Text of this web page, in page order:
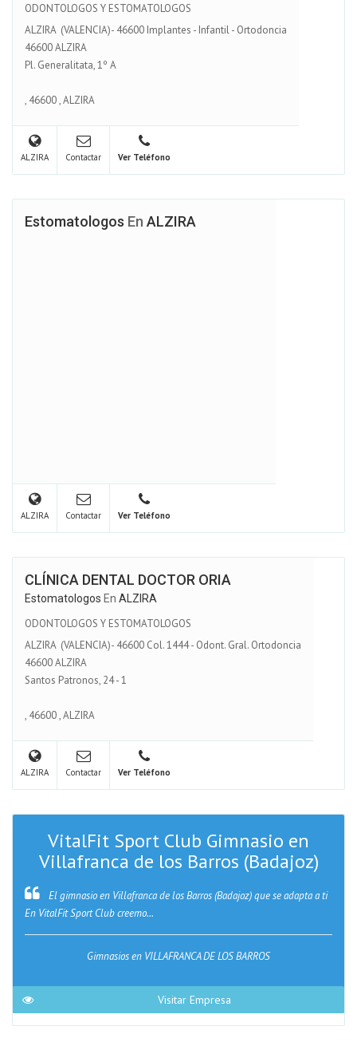
ODONTOLOGOS Y ESTOMATOLOGOS
ALZIRA (VALENCIA)- 46600 Implantes - Infantil - Ortodoncia
46600 ALZIRA
Pl. Generalitata, 1º A
, 46600,ALZIRA
ALZIRA Contactar Ver Teléfono
Estomatologos En ALZIRA
ALZIRA Contactar Ver Teléfono
CLÍNICA DENTAL DOCTOR ORIA
Estomatologos En ALZIRA
ODONTOLOGOS Y ESTOMATOLOGOS
ALZIRA (VALENCIA)- 46600 Col. 1444 - Odont. Gral. Ortodoncia
46600 ALZIRA
Santos Patronos, 24 - 1
, 46600,ALZIRA
ALZIRA Contactar Ver Teléfono
VitalFit Sport Club Gimnasio en
Villafranca de los Barros (Badajoz)
El gimnasio en Villafranca de los Barros (Badajoz) que se adapta a ti
En VitalFit Sport Club creemo...
Gimnasios en VILLAFRANCA DE LOS BARROS
Visitar Empresa